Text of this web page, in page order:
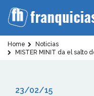
Home
Noticias
MISTER MINIT da el salto
23/02/15